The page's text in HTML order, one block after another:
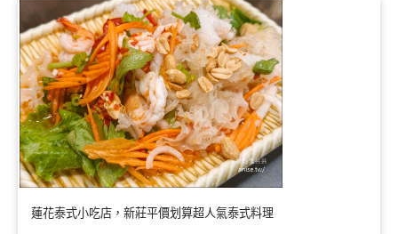
蓮花泰式小吃店，新莊平價划算超人氣泰式料理